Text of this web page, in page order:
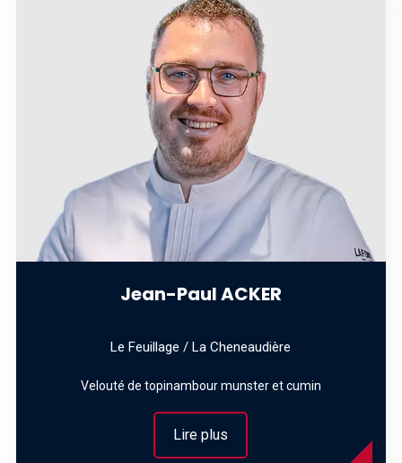
Jean-Paul ACKER
Le Feuillage / La Cheneaudière
Velouté de topinambour munster et cumin
Lire plus